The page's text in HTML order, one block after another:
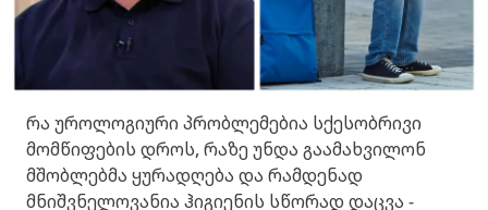
რა უროლოგიური პრობლემებია სქესობრივი
მომწიფების დროს, რაზე უნდა გაამახვილონ
მშობლებმა ყურადღება და რამდენად
მნიშვნელოვანია ჰიგიენის სწორად დაცვა -